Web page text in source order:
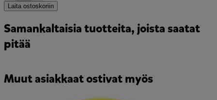
Laita ostoskoriin
Samankaltaisia tuotteita, joista saatat
pitää
Muut asiakkaat ostivat myös